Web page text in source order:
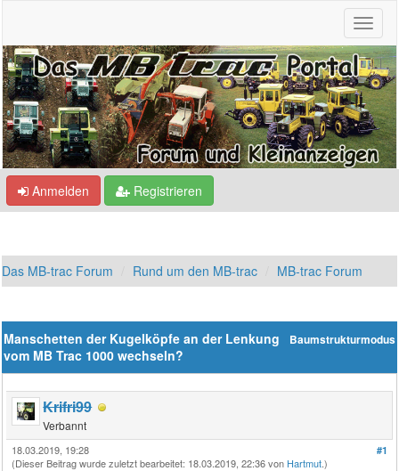
Anmelden Registrieren
Das MB-trac Forum Rund um den MB-trac MB-trac Forum
Baumstrukturmodus
Manschetten der Kugelköpfe an der Lenkung
vom MB Trac 1000 wechseln?
Krifri99
Verbannt
#1
18.03.2019, 19:28
(Dieser Beitrag wurde zuletzt bearbeitet: 18.03.2019, 22:36 von Hartmut.)